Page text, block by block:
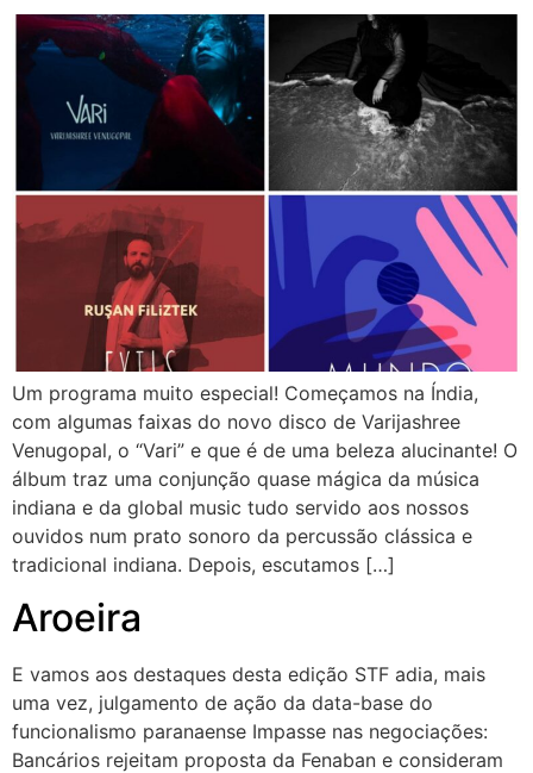
Um programa muito especial! Começamos na Índia,
com algumas faixas do novo disco de Varijashree
Venugopal, o “Vari” e que é de uma beleza alucinante! O
álbum traz uma conjunção quase mágica da música
indiana e da global music tudo servido aos nossos
ouvidos num prato sonoro da percussão clássica e
tradicional indiana. Depois, escutamos […]
Aroeira
E vamos aos destaques desta edição STF adia, mais
uma vez, julgamento de ação da data-base do
funcionalismo paranaense Impasse nas negociações:
Bancários rejeitam proposta da Fenaban e consideram